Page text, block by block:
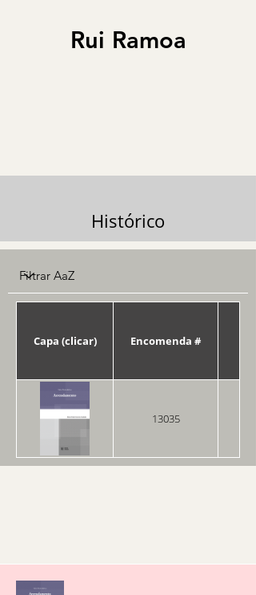
Rui Ramoa
Histórico
Capa (clicar) Encomenda #
13035